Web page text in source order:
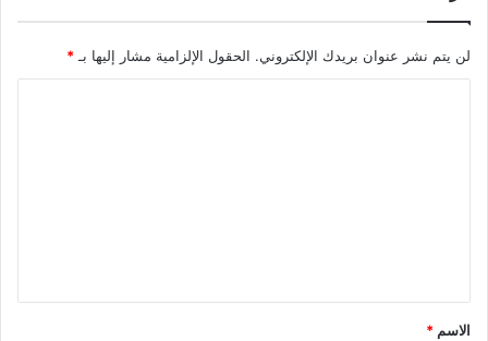
لن يتم نشر عنوان بريدك الإلكتروني. الحقول الإلزامية مشار إليها بـ*
*
الاسم *